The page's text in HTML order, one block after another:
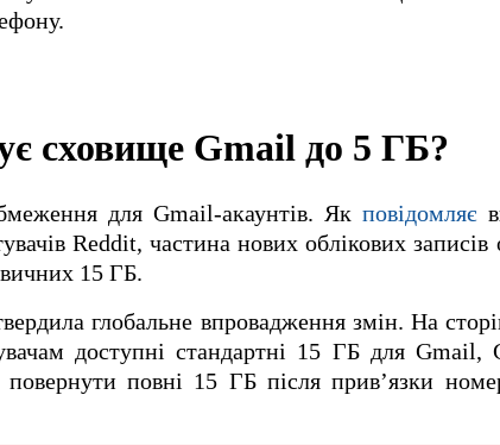
сховище Gmail до 5 ГБ?
для Gmail-акаунтів. Як повідомляє
Reddit, частина нових облікових
15 ГБ.
глобальне впровадження змін. На
доступні стандартні 15 ГБ для Gmail,
повні 15 ГБ після прив’язки